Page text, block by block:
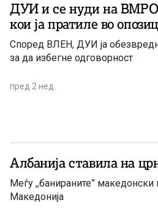
ДУИ и се нуди на
кои ја пратиле во
Според ВЛЕН, ДУИ ја
за да избегне одговорност
пред 2 нед.
Албанија ставила на
Меѓу ,,банираните” македонски
Македонија